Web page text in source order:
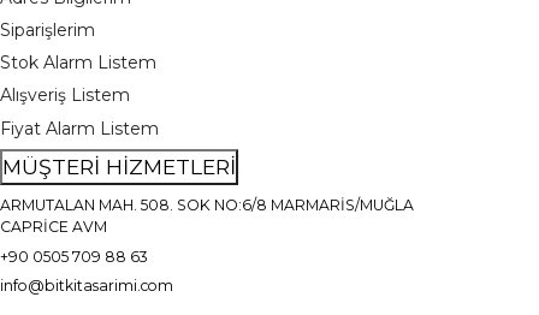
Siparişlerim
Stok Alarm Listem
Alışveriş Listem
Fiyat Alarm Listem
MÜŞTERİ HİZMETLERİ
ARMUTALAN MAH. 508. SOK NO:6/8 MARMARİS/MUĞLA
CAPRİCE AVM
+90 0505 709 88 63
info@bitkitasarimi.com